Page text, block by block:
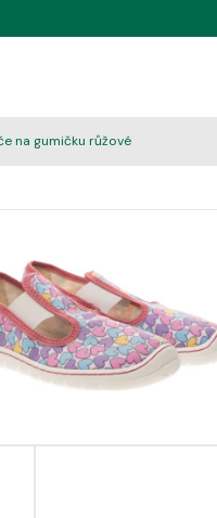
na gumičku růžové